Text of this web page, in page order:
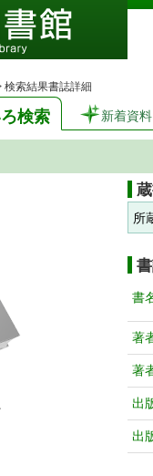
検索結果書誌詳細
検索 新着資料
所
書
著
著
出
出